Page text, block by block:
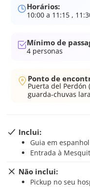
Horários:
10:00 a 11:15 ,
Mínimo de
4 personas
Ponto de
Puerta del Perdón
guarda-chuvas
Inclui:
Guia em espanhol
Entrada à
Não inclui:
Pickup no seu